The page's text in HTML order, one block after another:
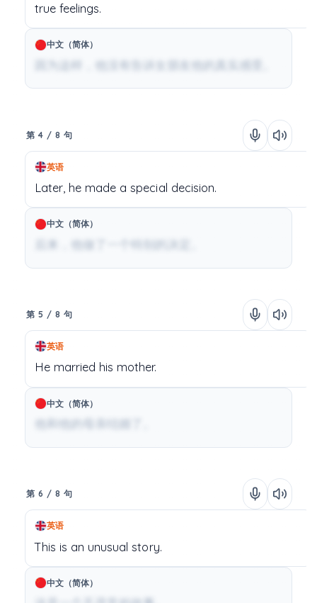
true feelings.
中文（简体）
因为这样，他没有告诉女朋友他的真实感受。
第 4 / 8 句
英语
Later, he made a special decision.
中文（简体）
后来，他做了一个特别的决定。
第 5 / 8 句
英语
He married his mother.
中文（简体）
第 6 / 8 句
英语
This is an unusualstory.
中文（简体）